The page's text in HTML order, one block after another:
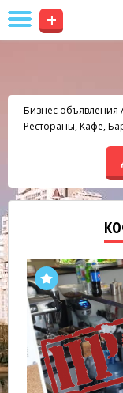
+
Бизнес объявления
Рестораны, Кафе,